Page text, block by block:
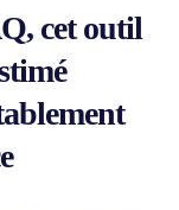
cet outil